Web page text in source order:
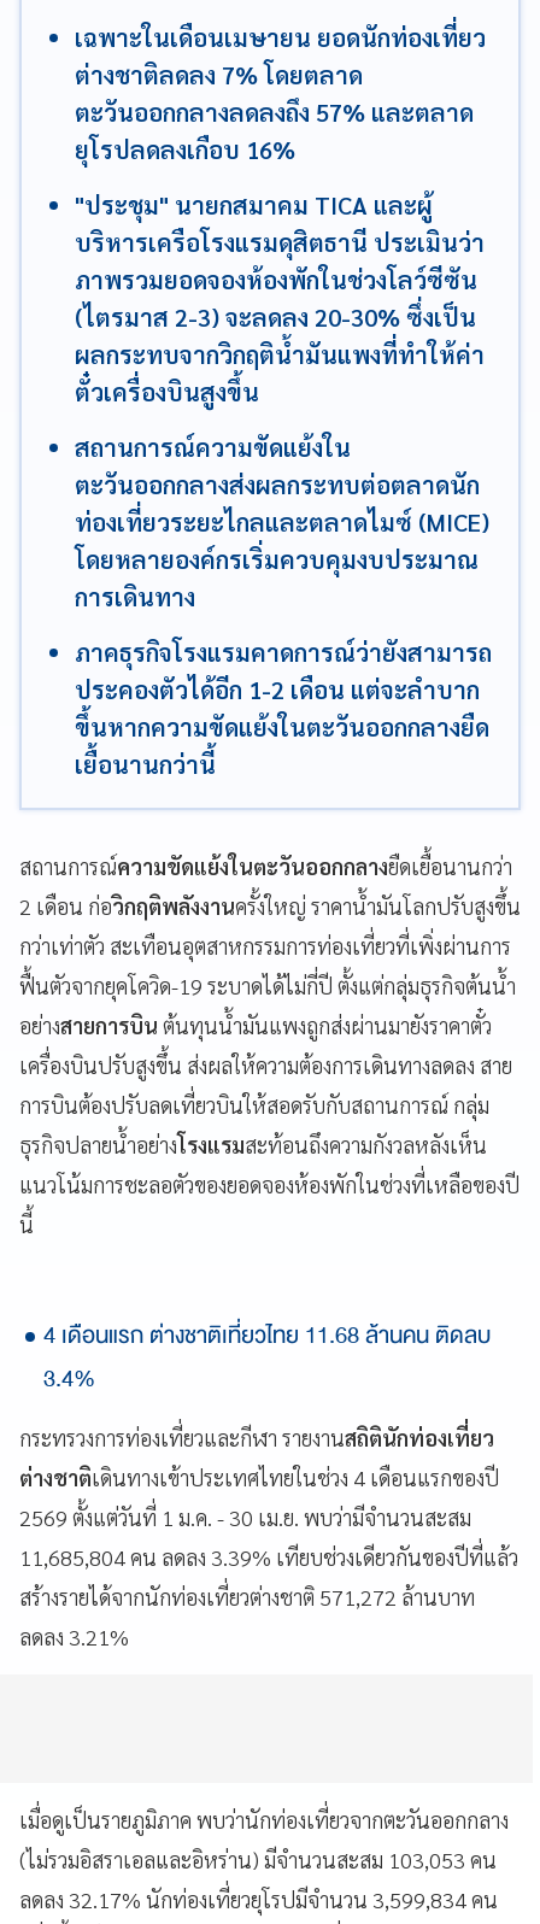
เฉพาะในเดือนเมษายน ยอดนักท่องเที่ยว
ต่างชาติลดลง 7% โดยตลาด
ตะวันออกกลางลดลงถึง 57% และตลาด
ยุโรปลดลงเกือบ 16%
"ประชุม" นายกสมาคม TICA และผู้
บริหารเครือโรงแรมดุสิตธานี ประเมินว่า
ภาพรวมยอดจองห้องพักในช่วงโลว์ซีซัน
(ไตรมาส 2-3) จะลดลง 20-30% ซึ่งเป็น
ผลกระทบจากวิกฤติน้ำมันแพงที่ทำให้ค่า
ตั๋วเครื่องบินสูงขึ้น
สถานการณ์ความขัดแย้งใน
ตะวันออกกลางส่งผลกระทบต่อตลาดนัก
ท่องเที่ยวระยะไกลและตลาดไมซ์ (MICE)
โดยหลายองค์กรเริ่มควบคุมงบประมาณ
การเดินทาง
ภาคธุรกิจโรงแรมคาดการณ์ว่ายังสามารถ
ประคองตัวได้อีก 1-2 เดือน แต่จะลำบาก
ขึ้นหากความขัดแย้งในตะวันออกกลางยืด
เยื้อนานกว่านี้
สถานการณ์ความขัดแย้งในตะวันออกกลางยืดเยื้อนานกว่า
2 เดือน ก่อวิกฤติพลังงานครั้งใหญ่ ราคาน้ำมันโลกปรับสูงขึ้น
กว่าเท่าตัว สะเทือนอุตสาหกรรมการท่องเที่ยวที่เพิ่งผ่านการ
ฟื้นตัวจากยุคโควิด-19 ระบาดได้ไม่กี่ปี ตั้งแต่กลุ่มธุรกิจต้นน้ำ
อย่างสายการบิน ต้นทุนน้ำมันแพงถูกส่งผ่านมายังราคาตั๋ว
เครื่องบินปรับสูงขึ้น ส่งผลให้ความต้องการเดินทางลดลง สาย
การบินต้องปรับลดเที่ยวบินให้สอดรับกับสถานการณ์ กลุ่ม
ธุรกิจปลายน้ำอย่างโรงแรมสะท้อนถึงความกังวลหลังเห็น
แนวโน้มการชะลอตัวของยอดจองห้องพักในช่วงที่เหลือของปี
นี้
4 เดือนแรก ต่างชาติเที่ยวไทย 11.68 ล้านคน ติดลบ
3.4%
กระทรวงการท่องเที่ยวและกีฬา รายงานสถิตินักท่องเที่ยว
ต่างชาติเดินทางเข้าประเทศไทยในช่วง 4 เดือนแรกของปี
2569 ตั้งแต่วันที่ 1 ม.ค. - 30 เม.ย. พบว่ามีจำนวนสะสม
11,685,804 คน ลดลง 3.39% เทียบช่วงเดียวกันของปีที่แล้ว
สร้างรายได้จากนักท่องเที่ยวต่างชาติ 571,272 ล้านบาท
ลดลง 3.21%
เมื่อดูเป็นรายภูมิภาค พบว่านักท่องเที่ยวจากตะวันออกกลาง
(ไม่รวมอิสราเอลและอิหร่าน) มีจำนวนสะสม 103,053 คน
ลดลง 32.17% นักท่องเที่ยวยุโรปมีจำนวน 3,599,834 คน